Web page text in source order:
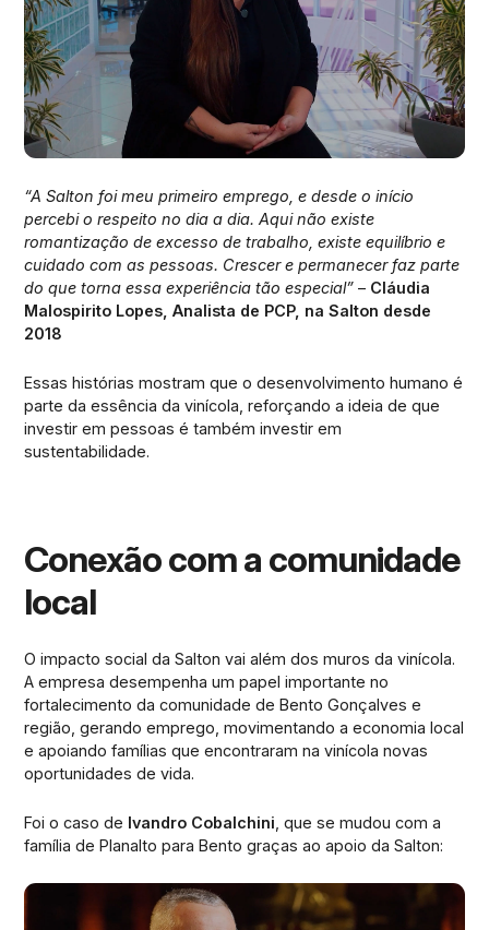
“A Salton foi meu primeiro emprego, e desde o início
percebi o respeito no dia a dia. Aqui não existe
romantização de excesso de trabalho, existe equilíbrio e
cuidado com as pessoas. Crescer e permanecer faz parte
do que torna essa experiência tão especial”– Cláudia
Malospirito Lopes, Analista de PCP, na Salton desde
2018
Essas histórias mostram que o desenvolvimento humano é
parte da essência da vinícola, reforçando a ideia de que
investir em pessoas é também investir em
sustentabilidade.
Conexão com a comunidade
local
O impacto social da Salton vai além dos muros da vinícola.
A empresa desempenha um papel importante no
fortalecimento da comunidade de Bento Gonçalves e
região, gerando emprego, movimentando a economia local
e apoiando famílias que encontraram na vinícola novas
oportunidades de vida.
Foi o caso de Ivandro Cobalchini , que se mudou com a
família de Planalto para Bento graças ao apoio da Salton: